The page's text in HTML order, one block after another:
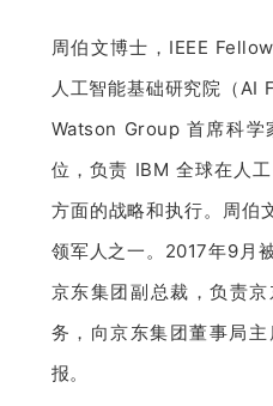
机
周伯文博士，IEEE
人工智能基础研究院（AI
Watson Group 首席科
位，负责 IBM 全球在人
方面的战略和执行。周伯
领军人之一。2017年9月
京东集团副总裁，负责
务，向京东集团董事局
报。